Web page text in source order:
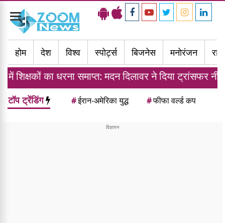
Toggle
navigation
होम
देश विश्व स्पोर्ट्स बिजनेस मनोरंजन
समाप्त: मदन दिलावर ने दिया ट्रांसफर नीति का आश्वासन
टॉप ट्रेंडिंग #ईरान-अमेरिका युद्ध #फीफा वर्ल्ड कप